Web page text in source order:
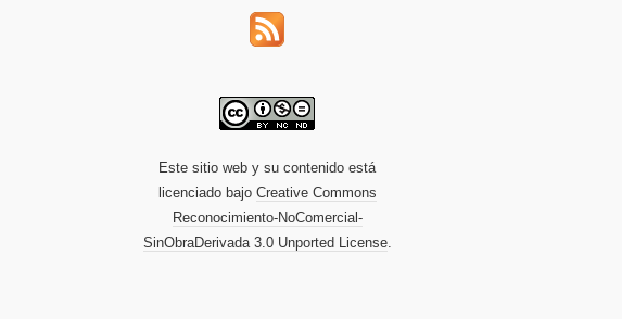
Este sitio web y su contenido está
licenciado bajo Creative Commons
Reconocimiento-NoComercial-
SinObraDerivada 3.0 Unported License.